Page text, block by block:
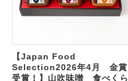
【Japan Food
Selection2026年4月 金賞
受賞！】山吹味噌 食べくら